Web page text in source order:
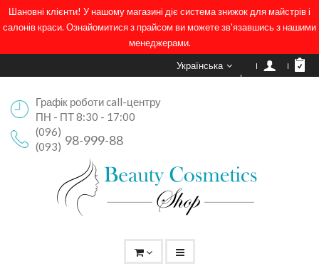
Шановні клієнти! У нашому магазині діє система знижок для майстрів і
салонів краси. Ознайомитися з прайсом ви можете зв'язавшись з нашими
менеджерами.
Українська
Графік роботи call-центру
ПН - ПТ 8:30 - 17:00
(096)
98-999-88
(093)